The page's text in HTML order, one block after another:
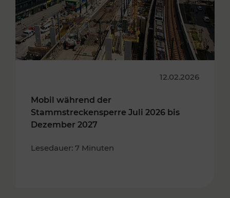
12.02.2026
Mobil während der
Stammstreckensperre Juli 2026 bis
Dezember 2027
Lesedauer: 7 Minuten